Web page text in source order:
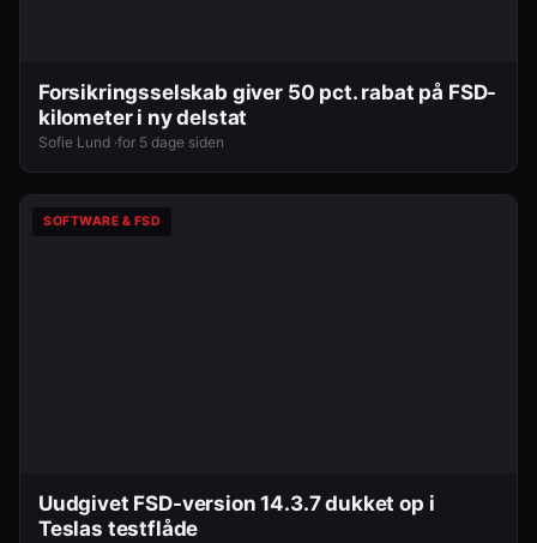
Forsikringsselskab giver 50 pct. rabat på FSD-
kilometer i ny delstat
Sofie Lund ·for 5 dage siden
SOFTWARE & FSD
Uudgivet FSD-version 14.3.7 dukket op i
Teslas testflåde